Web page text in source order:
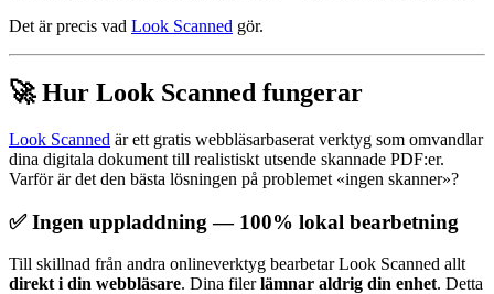
Det är precis vad Look Scanned gör.
🚀 Hur Look Scanned fungerar
Look Scanned är ett gratis webbläsarbaserat verktyg som omvandlar
dina digitala dokument till realistiskt utsende skannade PDF:er.
Varför är det den bästa lösningen på problemet «ingen skanner»?
✅ Ingen uppladdning — 100% lokal bearbetning
Till skillnad från andra onlineverktyg bearbetar Look Scanned allt
direkt i din webbläsare. Dina filerlämnar aldrig din enhet. Detta